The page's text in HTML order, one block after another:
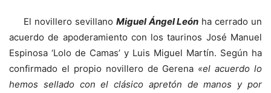
El novillero sevillano Miguel Ángel León ha cerrado un
acuerdo de apoderamiento con los taurinos José Manuel
Espinosa ‘Lolo de Camas’ y Luis Miguel Martín. Según ha
confirmado el propio novillero de Gerena «el acuerdo lo
hemos sellado con el clásico apretón de manos y por